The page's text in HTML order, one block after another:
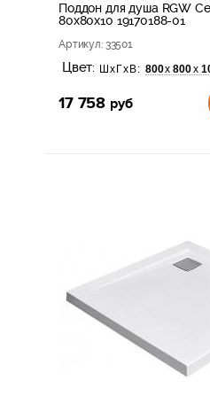
Поддон для душа RGW
80х80х10 19170188-01
Артикул: 33501
Цвет: ШхГхВ: 800х 800х
17 758 руб